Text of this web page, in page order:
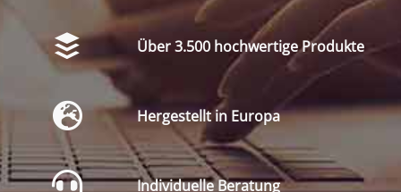
Über 3.500 hochwertige Produkte
Hergestellt in Europa
Individuelle Beratung